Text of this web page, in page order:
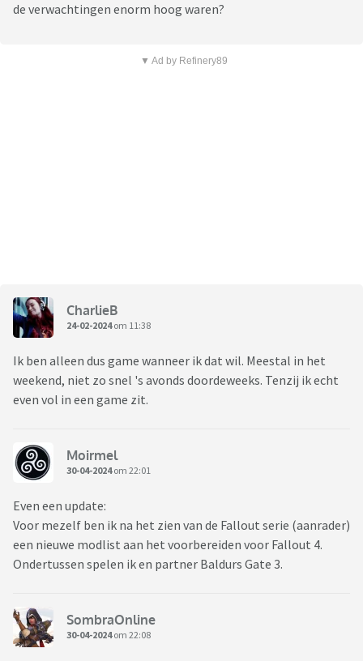
de verwachtingen enorm hoog waren?
▼ Ad by Refinery89
CharlieB
24-02-2024om 11:38
Ik ben alleen dus game wanneer ik dat wil. Meestal in het
weekend, niet zo snel 's avonds doordeweeks. Tenzij ik echt
even vol in een game zit.
Moirmel
30-04-2024om 22:01
Even een update:
Voor mezelf ben ik na het zien van de Fallout serie (aanrader)
een nieuwe modlist aan het voorbereiden voor Fallout 4.
Ondertussen spelen ik en partner Baldurs Gate 3.
SombraOnline
30-04-2024om 22:08